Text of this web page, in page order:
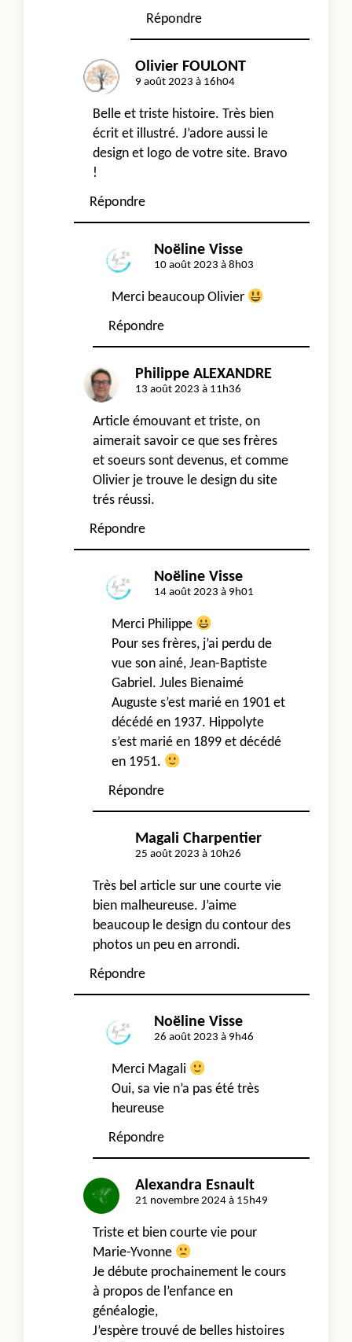
Répondre
Olivier FOULONT
9 août 2023 à 16h04
Belle et triste histoire. Très bien
écrit et illustré. J’adore aussi le
design et logo de votre site. Bravo
!
Répondre
Noëline Visse
10 août 2023 à 8h03
Merci beaucoup Olivier
Répondre
Philippe ALEXANDRE
13 août 2023 à 11h36
Article émouvant et triste, on
aimerait savoir ce que ses frères
et soeurs sont devenus, et comme
Olivier je trouve le design du site
trés réussi.
Répondre
Noëline Visse
14 août 2023 à 9h01
Merci Philippe
Pour ses frères, j’ai perdu de
vue son ainé, Jean-Baptiste
Gabriel. Jules Bienaimé
Auguste s’est marié en 1901 et
décédé en 1937. Hippolyte
s’est marié en 1899 et décédé
en 1951.
Répondre
Magali Charpentier
25 août 2023 à 10h26
Très bel article sur une courte vie
bien malheureuse. J’aime
beaucoup le design du contour des
photos un peu en arrondi.
Répondre
Noëline Visse
26 août 2023 à 9h46
Merci Magali
Oui, sa vie n’a pas été très
heureuse
Répondre
Alexandra Esnault
21 novembre 2024 à 15h49
Triste et bien courte vie pour
Marie-Yvonne
Je débute prochainement le cours
à propos de l’enfance en
généalogie,
J’espère trouvé de belles histoires